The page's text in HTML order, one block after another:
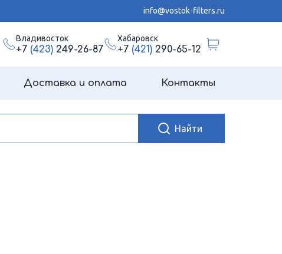
info@vostok-filters.ru
Владивосток
+7 (423)249-26-87
Хабаровск
+7 (421)290-65-12
Доставка и оплата Контакты